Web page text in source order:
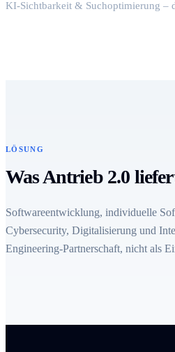
KI-Sichtbarkeit & Suchoptimierung –
LÖSUNG
Was Antrieb 2.0
Softwareentwicklung, individuelle
Cybersecurity, Digitalisierung und
Engineering-Partnerschaft, nicht als